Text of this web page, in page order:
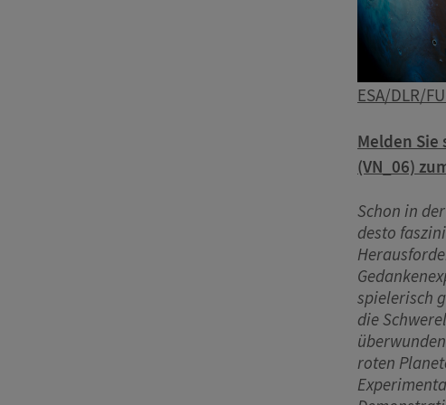
ESA/DLR/
Melden
(VN_06)
Schon in
desto
spielerisch
die
roten